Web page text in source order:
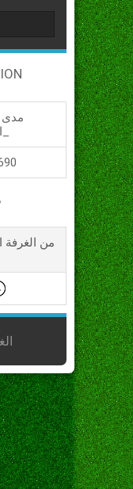
مدى
من الغرفة